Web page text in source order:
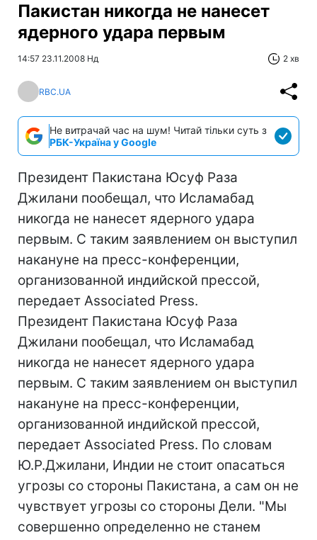
Пакистан никогда не нанесет
ядерного удара первым
14:57 23.11.2008 Нд 2 хв
RBC.UA
Не витрачай час на шум! Читай тільки суть з
РБК-Україна у Google
Президент Пакистана Юсуф Раза
Джилани пообещал, что Исламабад
никогда не нанесет ядерного удара
первым. С таким заявлением он выступил
накануне на пресс-конференции,
организованной индийской прессой,
передает Associated Press.
Президент Пакистана Юсуф Раза
Джилани пообещал, что Исламабад
никогда не нанесет ядерного удара
первым. С таким заявлением он выступил
накануне на пресс-конференции,
организованной индийской прессой,
передает Associated Press. По словам
Ю.Р.Джилани, Индии не стоит опасаться
угрозы со стороны Пакистана, а сам он не
чувствует угрозы со стороны Дели. "Мы
совершенно определенно не станем